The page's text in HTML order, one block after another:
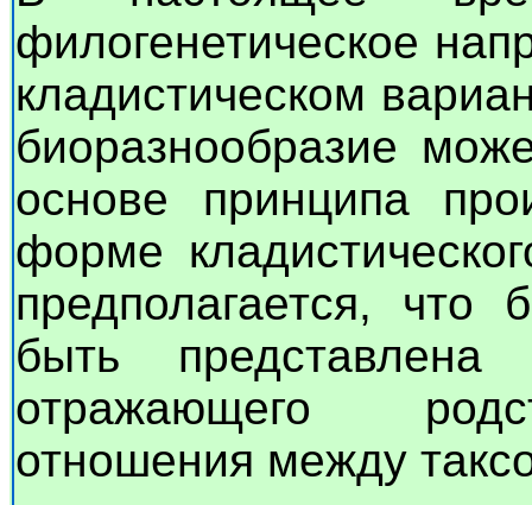
филогенетическое
кладистическом
биоразнообразие
основе принципа
форме
предполагается, что
быть
отражающего
отношения между